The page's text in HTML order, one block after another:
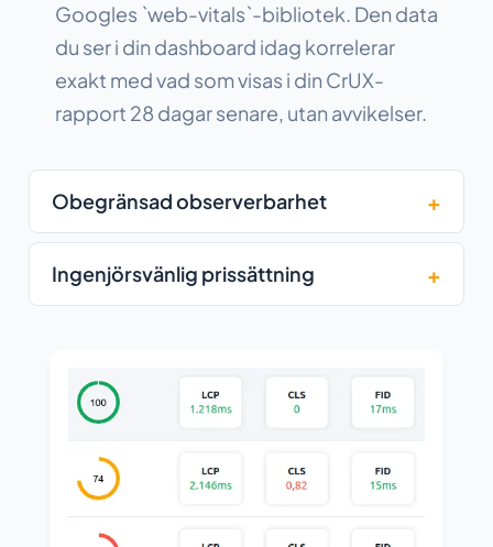
Googles `web-vitals`-bibliotek. Den data
du ser i din dashboard idag korrelerar
exakt med vad som visas i din CrUX-
rapport 28 dagar senare, utan avvikelser.
Obegränsad observerbarhet
Ingenjörsvänlig prissättning